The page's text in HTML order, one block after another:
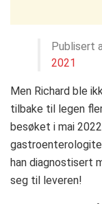
Publisert
2021
Men Richard ble
tilbake til legen
besøket i mai
han diagnostisert
seg til leveren!